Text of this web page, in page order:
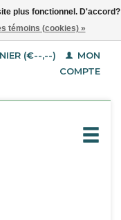
Français
English
(€--,--)
MON
COMPTE
plus fonctionnel. D'accord?
témoins (cookies) »